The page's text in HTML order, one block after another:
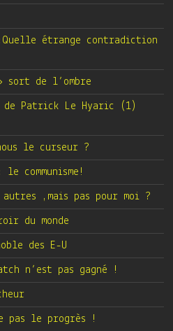
étrange contradiction
sort de l’ombre
Patrick Le Hyaric (1)
le curseur ?
le communisme!
autres ,mais pas pour moi ?
du monde
des E-U
n’est pas gagné !
pas le progrès !